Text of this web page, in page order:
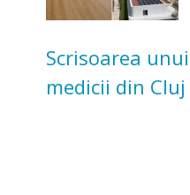
Scrisoarea
medicii din